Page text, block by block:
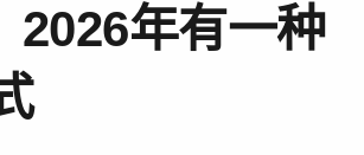
2026年有一种